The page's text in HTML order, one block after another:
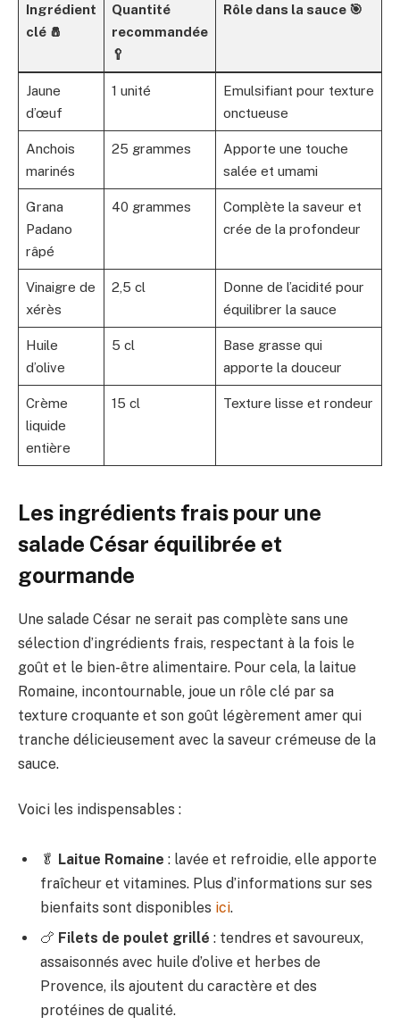
Ingrédient
clé 🧂
Quantité
recommandée
🥄
Rôle dans la sauce 🎯
Jaune
d’œuf
1 unité
Emulsifiant pour texture
onctueuse
Anchois
marinés
25 grammes
Apporte une touche
salée et umami
Grana
Padano
râpé
40 grammes
Complète la saveur et
crée de la profondeur
Vinaigre de
xérès
2,5 cl
Donne de l’acidité pour
équilibrer la sauce
Huile
d’olive
5 cl
Base grasse qui
apporte la douceur
Crème
liquide
entière
15 cl Texture lisse et rondeur
Les ingrédients frais pour une
salade César équilibrée et
gourmande
Une salade César ne serait pas complète sans une
sélection d’ingrédients frais, respectant à la fois le
goût et le bien-être alimentaire. Pour cela, la laitue
Romaine, incontournable, joue un rôle clé par sa
texture croquante et son goût légèrement amer qui
tranche délicieusement avec la saveur crémeuse de la
sauce.
Voici les indispensables :
🥬 Laitue Romaine : lavée et refroidie, elle apporte
fraîcheur et vitamines. Plus d’informations sur ses
bienfaits sont disponibles ici.
🍗 Filets de poulet grillé : tendres et savoureux,
assaisonnés avec huile d’olive et herbes de
Provence, ils ajoutent du caractère et des
protéines de qualité.